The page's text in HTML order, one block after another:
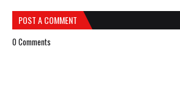
POST A COMMENT
0 Comments